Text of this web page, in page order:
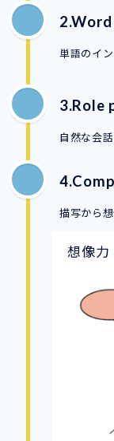
単語のイ
3.Role
自然な会
描写から
想像力